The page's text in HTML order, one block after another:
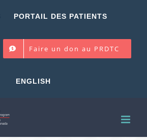
PORTAIL DES PATIENTS
Faire un don au PRDTC
ENGLISH